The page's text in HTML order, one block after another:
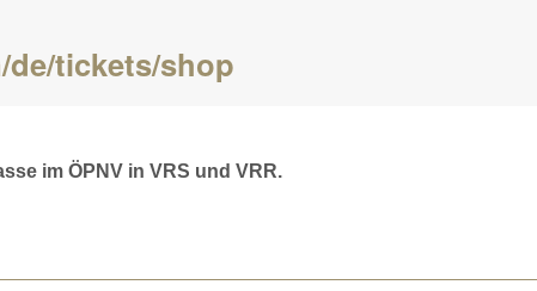
tickets/shop
im ÖPNV in VRS und VRR.